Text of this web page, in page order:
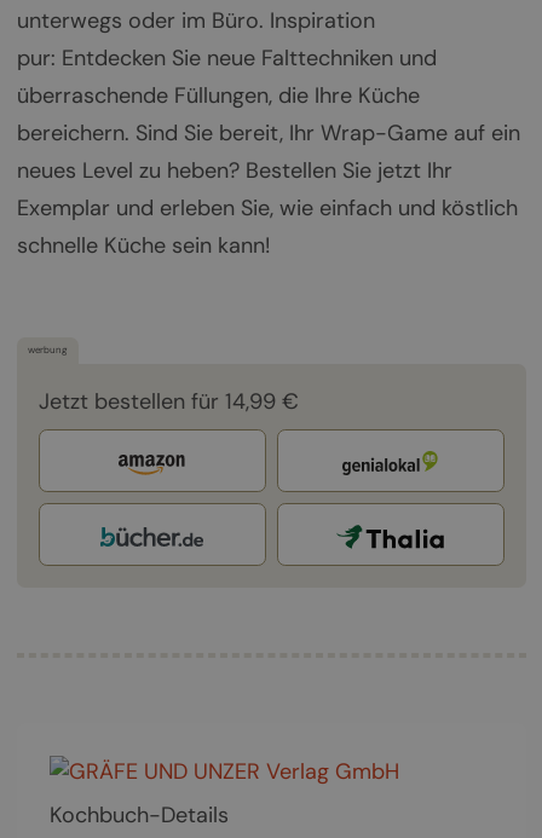
unterwegs oder im Büro. Inspiration
pur: Entdecken Sie neue Falttechniken und
überraschende Füllungen, die Ihre Küche
bereichern. Sind Sie bereit, Ihr Wrap-Game auf ein
neues Level zu heben? Bestellen Sie jetzt Ihr
Exemplar und erleben Sie, wie einfach und köstlich
schnelle Küche sein kann!
werbung
Jetzt bestellen für 14,99 €
Kochbuch-Details